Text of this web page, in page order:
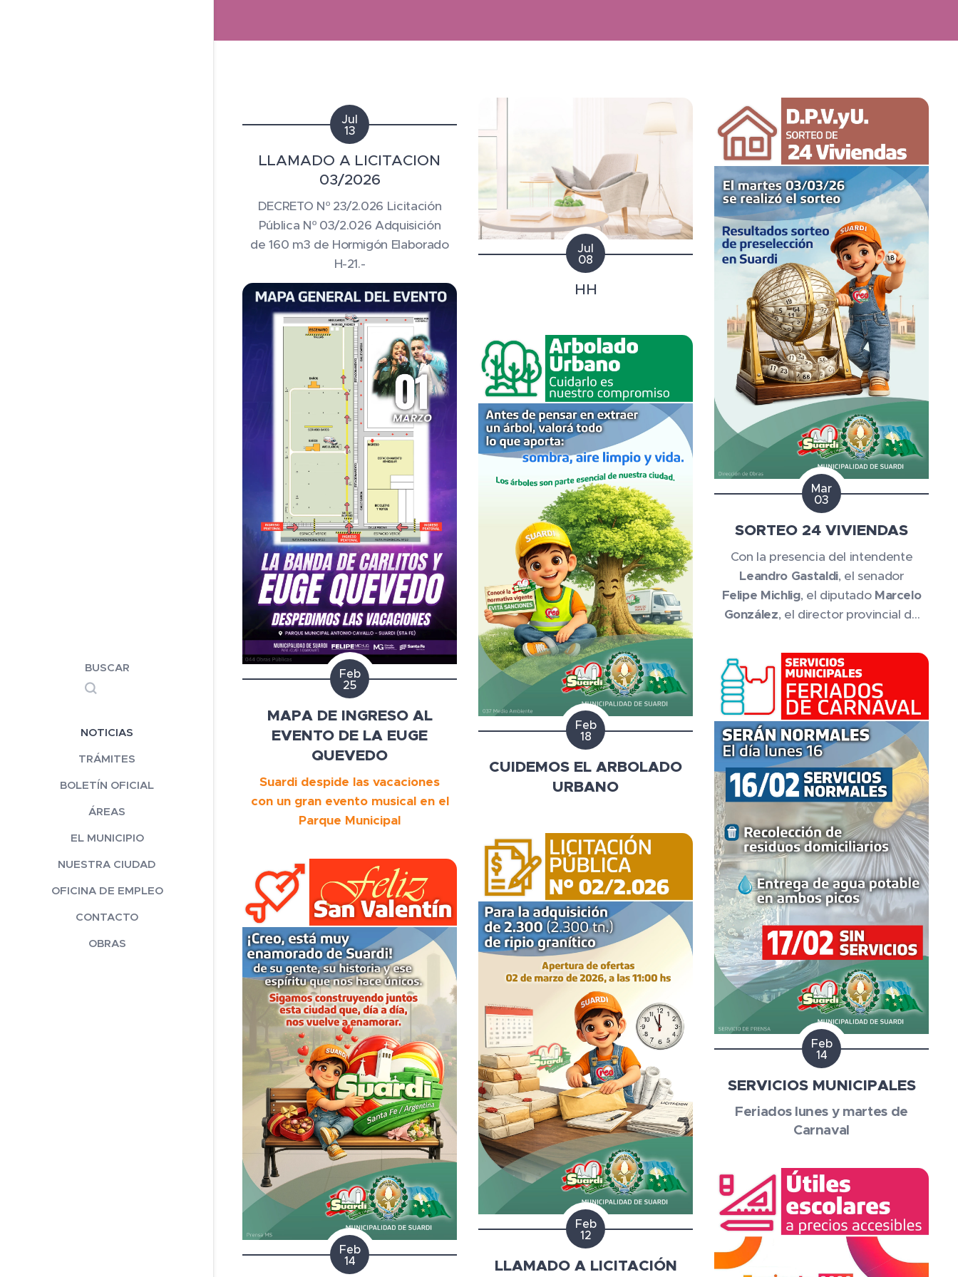
BUSCAR
NOTICIAS
TRÁMITES
BOLETÍN OFICIAL
ÁREAS
EL MUNICIPIO
NUESTRA CIUDAD
OFICINA DE EMPLEO
CONTACTO
OBRAS
Jul
13
LLAMADO A LICITACION
03/2026
DECRETO Nº 23/2.026 Licitación
Pública Nº 03/2.026 Adquisición
de 160 m3 de Hormigón Elaborado
H-21.-
Jul
08
HH
Mar
03
SORTEO 24 VIVIENDAS
Con la presencia del intendente
Leandro Gastaldi, el senador
Felipe Michlig, el diputado Marcelo
González, el director provincial de
Medina, la presidenta del Concejo
Municipal Claudia Echazarreta,
representantes de la Dirección
Provincial de Vivienda y
Urbanismo, concejales y
funcionarios municipales, se realizó
en...
Feb
25
MAPA DE INGRESO AL
EVENTO DE LA EUGE
QUEVEDO
Suardi despide las vacaciones
con un gran evento musical en el
Parque Municipal
Feb
18
CUIDEMOS EL ARBOLADO
URBANO
Feb
14
SERVICIOS MUNICIPALES
Feriados lunes y martes de
Carnaval
Feb
14
Feb
12
LLAMADO A LICITACIÓN